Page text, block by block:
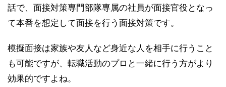
話で、面接対策専門部隊専属の社員が面接官役となっ
て本番を想定して面接を行う面接対策です。
模擬面接は家族や友人など身近な人を相手に行うこと
も可能ですが、転職活動のプロと一緒に行う方がより
効果的ですよね。